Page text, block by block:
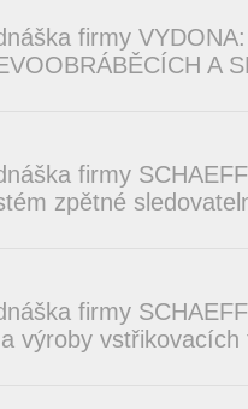
firmy VYDONA:
A
firmy
zpětné
firmy
výroby vstřikovacích